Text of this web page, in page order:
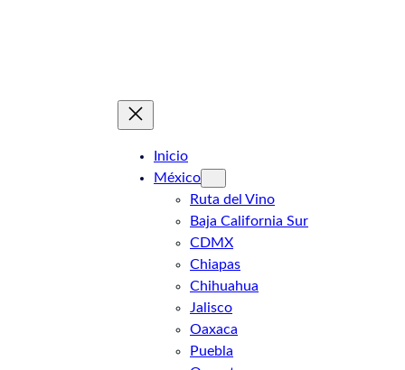
Inicio
México
Ruta del Vino
Baja California Sur
CDMX
Chiapas
Chihuahua
Jalisco
Oaxaca
Puebla